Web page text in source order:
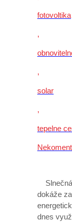
fotovoltika
,
,
solar
,
tepelne
Slnečná
dokáže
dnes